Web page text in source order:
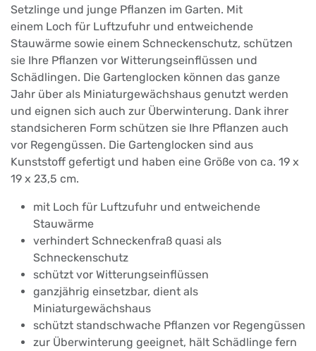
Setzlinge und junge Pflanzen im Garten. Mit
einem Loch für Luftzufuhr und entweichende
Stauwärme sowie einem Schneckenschutz, schützen
sie Ihre Pflanzen vor Witterungseinflüssen und
Schädlingen. Die Gartenglocken können das ganze
Jahr über als Miniaturgewächshaus genutzt werden
und eignen sich auch zur Überwinterung. Dank ihrer
standsicheren Form schützen sie Ihre Pflanzen auch
vor Regengüssen. Die Gartenglocken sind aus
Kunststoff gefertigt und haben eine Größe von ca. 19 x
19 x 23,5 cm.
mit Loch für Luftzufuhr und entweichende
Stauwärme
verhindert Schneckenfraß quasi als
Schneckenschutz
schützt vor Witterungseinflüssen
ganzjährig einsetzbar, dient als
Miniaturgewächshaus
schützt standschwache Pflanzen vor Regengüssen
zur Überwinterung geeignet, hält Schädlinge fern